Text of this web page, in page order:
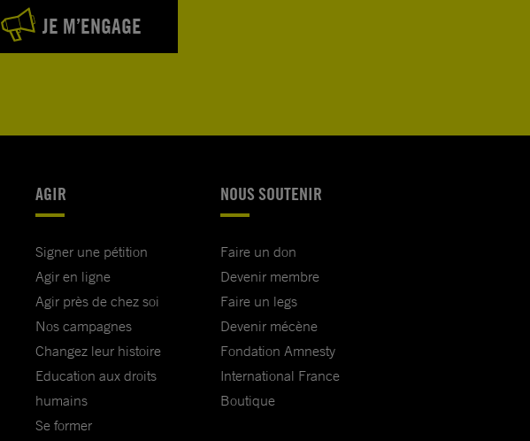
JE M’ENGAGE
AGIR
Signer une pétition
Agir en ligne
Agir près de chez soi
Nos campagnes
Changez leur histoire
Education aux droits
humains
Se former
NOUS SOUTENIR
Faire un don
Devenir membre
Faire un legs
Devenir mécène
Fondation Amnesty
International France
Boutique